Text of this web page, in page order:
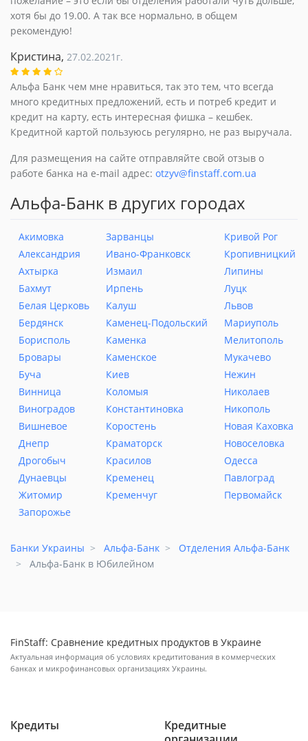
хотя бы до 19.00. А так все нормально, в общем
рекомендую!
Кристина, 27.02.2021г.
Альфа Банк чем мне нравиться, так это тем, что всегда
много кредитных предложений, есть и потреб кредит и
кредит на карту, есть интересная фишка – кешбек.
Кредитной картой пользуюсь регулярно, не раз выручала.
Для размещения на сайте отправляйте свой отзыв о
работе банка на e-mail адрес: otzyv@finstaff.com.ua
Альфа-Банк в других городах
Акимовка
Александрия
Ахтырка
Бахмут
Белая Церковь
Бердянск
Борисполь
Бровары
Буча
Винница
Виноградов
Вишневое
Днепр
Дрогобыч
Дунаевцы
Житомир
Запорожье
Зарванцы
Ивано-Франковск
Измаил
Ирпень
Калуш
Каменец-Подольский
Каменка
Каменское
Киев
Коломыя
Константиновка
Коростень
Краматорск
Красилов
Кременец
Кременчуг
Кривой Рог
Кропивницкий
Липины
Луцк
Львов
Мариуполь
Мелитополь
Мукачево
Нежин
Николаев
Никополь
Новая Каховка
Новоселовка
Одесса
Павлоград
Первомайск
Банки Украины Альфа-Банк
Отделения Альфа-Банк
Альфа-Банк в Юбилейном
FinStaff: Сравнение кредитных продуктов в Украине
Актуальная информация об условиях кредититования в коммерческих
банках и микрофинансовых организациях Украины.
Кредиты
Кредитные